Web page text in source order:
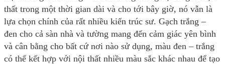
thất trong một thời gian dài và cho tới bây giờ, nó vẫn là
lựa chọn chính của rất nhiều kiến trúc sư. Gạch trắng –
đen cho cả sàn nhà và tường mang đến cảm giác yên bình
và cân bằng cho bất cứ nơi nào sử dụng, màu đen – trắng
có thể kết hợp với nội thất nhiều màu sắc khác nhau để tạo